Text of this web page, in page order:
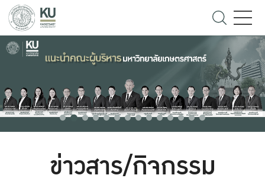
ข่าวสาร/กิจกรรม